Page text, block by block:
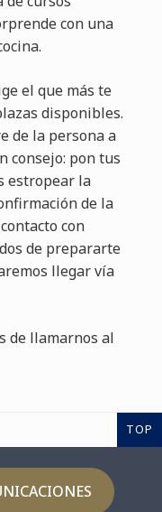
con una
el que más te
disponibles.
de la persona a
consejo: pon tus
estropear la
de la
con
de prepararte
llegar vía
de llamarnos al
TOP